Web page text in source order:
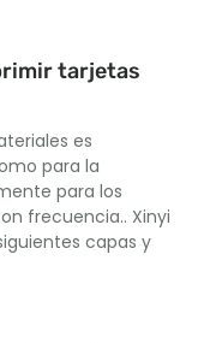
tarjetas
es
para la
para los
frecuencia.. Xinyi
capas y